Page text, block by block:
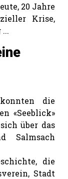
20 Jahre
Krise,
die
«Seeblick»
über das
Salmsach
die
Stadt